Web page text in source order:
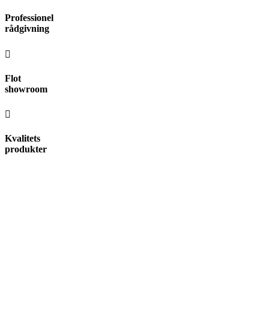
Videre
til
Professionel
rådgivning
Flot
showroom
Kvalitets
produkter